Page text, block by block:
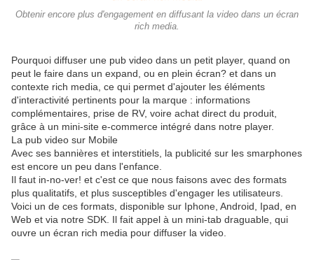
Obtenir encore plus d'engagement en diffusant la video dans un écran
rich media.
Pourquoi diffuser une pub video dans un petit player, quand on
peut le faire dans un expand, ou en plein écran? et dans un
contexte rich media, ce qui permet d'ajouter les éléments
d'interactivité pertinents pour la marque : informations
complémentaires, prise de RV, voire achat direct du produit,
grâce à un mini-site e-commerce intégré dans notre player.
La pub video sur Mobile
Avec ses bannières et interstitiels, la publicité sur les smarphones
est encore un peu dans l'enfance.
Il faut in-no-ver! et c'est ce que nous faisons avec des formats
plus qualitatifs, et plus susceptibles d'engager les utilisateurs.
Voici un de ces formats, disponible sur Iphone, Android, Ipad, en
Web et via notre SDK. Il fait appel à un mini-tab draguable, qui
ouvre un écran rich media pour diffuser la video.